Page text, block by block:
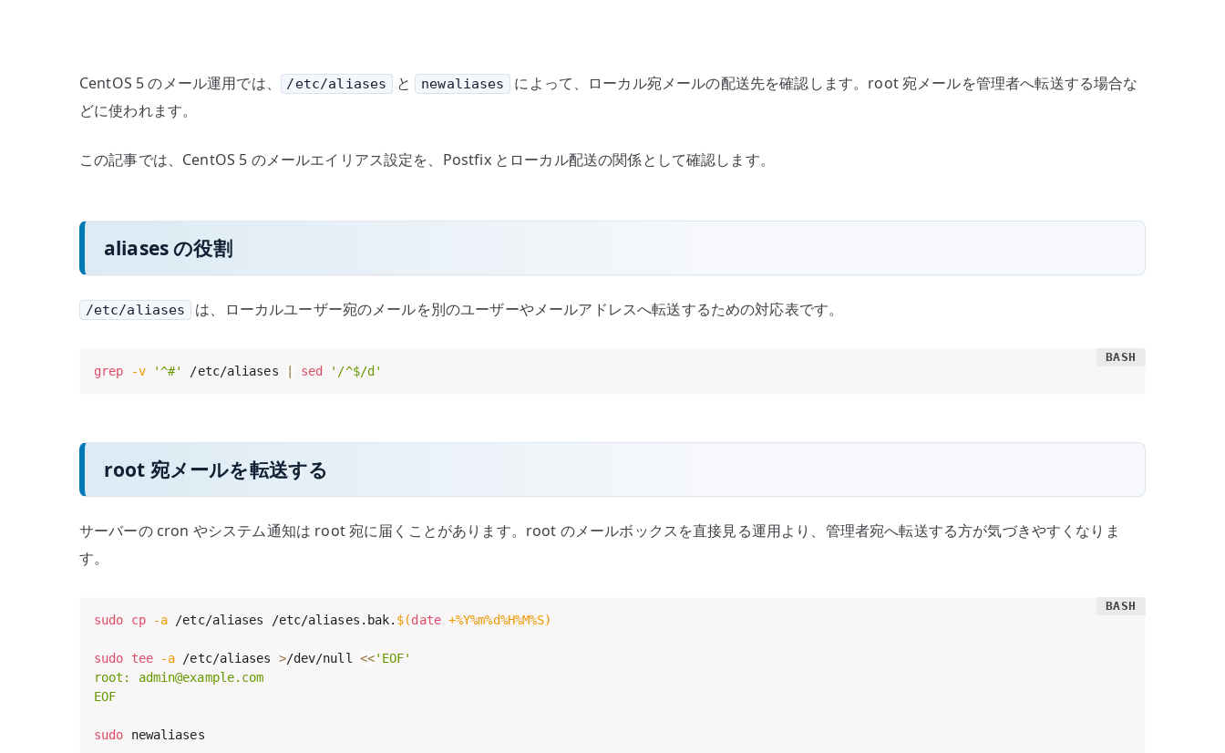
aliases
CentOS 5 のメール運用では、 /etc/aliases と newaliases
によって、ローカル宛メールの配送先を確認します。root 宛メールを管理者へ転送する場合な
どに使われます。
この記事では、CentOS 5 のメールエイリアス設定を、Postfix とローカル配送の関係として確認します。
aliases の役割
/etc/aliases は、ローカルユーザー宛のメールを別のユーザーやメールアドレスへ転送するための対応表です。
grep -v '^#' /etc/aliases sed '/^$/d'
root 宛メールを転送する
サーバーの cron やシステム通知は root 宛に届くことがあります。root のメールボックスを直接見る運用より、管理者宛へ転送する方が気づきやすくなりま
す。
sudo cp -a /etc/aliases /etc/aliases.bak. $(date +%Y%m%d%H%M%S)
sudo tee -a /etc/aliases >/dev/null <<'EOF'
root: admin@example.com
EOF
sudo newaliases